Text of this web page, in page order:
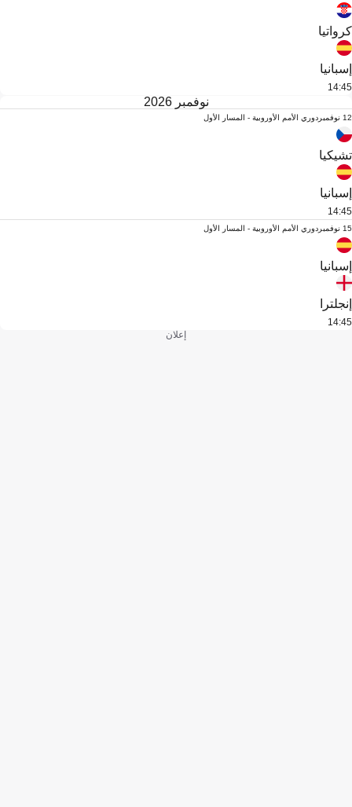
كرواتيا
إسبانيا
14:45
نوفمبر 2026
12 نوفمبر دوري الأمم الأوروبية - المسار الأول
تشيكيا
إسبانيا
14:45
15 نوفمبر دوري الأمم الأوروبية - المسار الأول
إسبانيا
إنجلترا
14:45
إعلان